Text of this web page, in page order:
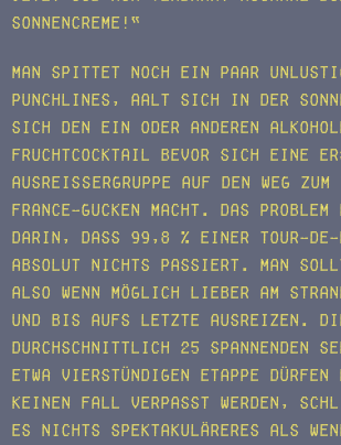
Sonnencreme!“
Man spittet noch ein paar
Punchlines, aalt sich in der
sich den ein oder anderen
Fruchtcocktail bevor sich eine
Ausreißergruppe auf den Weg zum
France-Gucken macht. Das
darin, dass 99,8 % einer Tour-de-
absolut nichts passiert. Man
also wenn möglich lieber am
und bis aufs Letzte ausreizen.
durchschnittlich 25 spannenden
etwa vierstündigen Etappe dürfen
keinen Fall verpasst werden,
es nichts Spektakuläreres als